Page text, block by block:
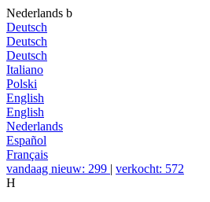
Nederlands b
Deutsch
Deutsch
Deutsch
Italiano
Polski
English
English
Nederlands
Español
Français
vandaag nieuw: 299 | verkocht: 572
H